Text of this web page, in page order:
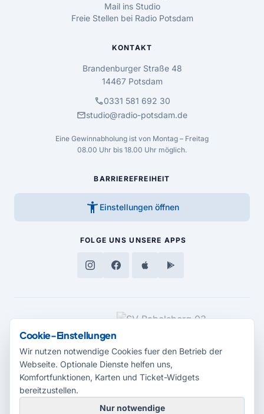
Mail ins Studio
Freie Stellen bei Radio Potsdam
KONTAKT
Brandenburger Straße 48
14467 Potsdam
call0331 581 692 30
mailstudio@radio-potsdam.de
Eine Gewinnabholung ist von Montag – Freitag
08.00 Uhr bis 18.00 Uhr möglich.
BARRIEREFREIHEIT
accessibility_new Einstellungen öffnen
FOLGE UNS UNSERE APPS
MEDIENPARTNER
Cookie-Einstellungen
Wir nutzen notwendige Cookies fuer den Betrieb der
Webseite. Optionale Dienste helfen uns,
Komfortfunktionen, Karten und Ticket-Widgets
bereitzustellen.
Nur notwendige